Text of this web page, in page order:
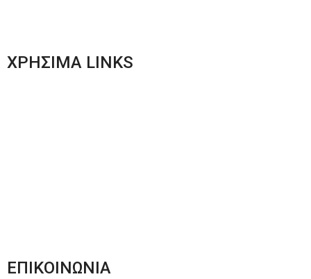
ΧΡΗΣΙΜΑ LINKS
ΕΠΙΚΟΙΝΩΝΙΑ